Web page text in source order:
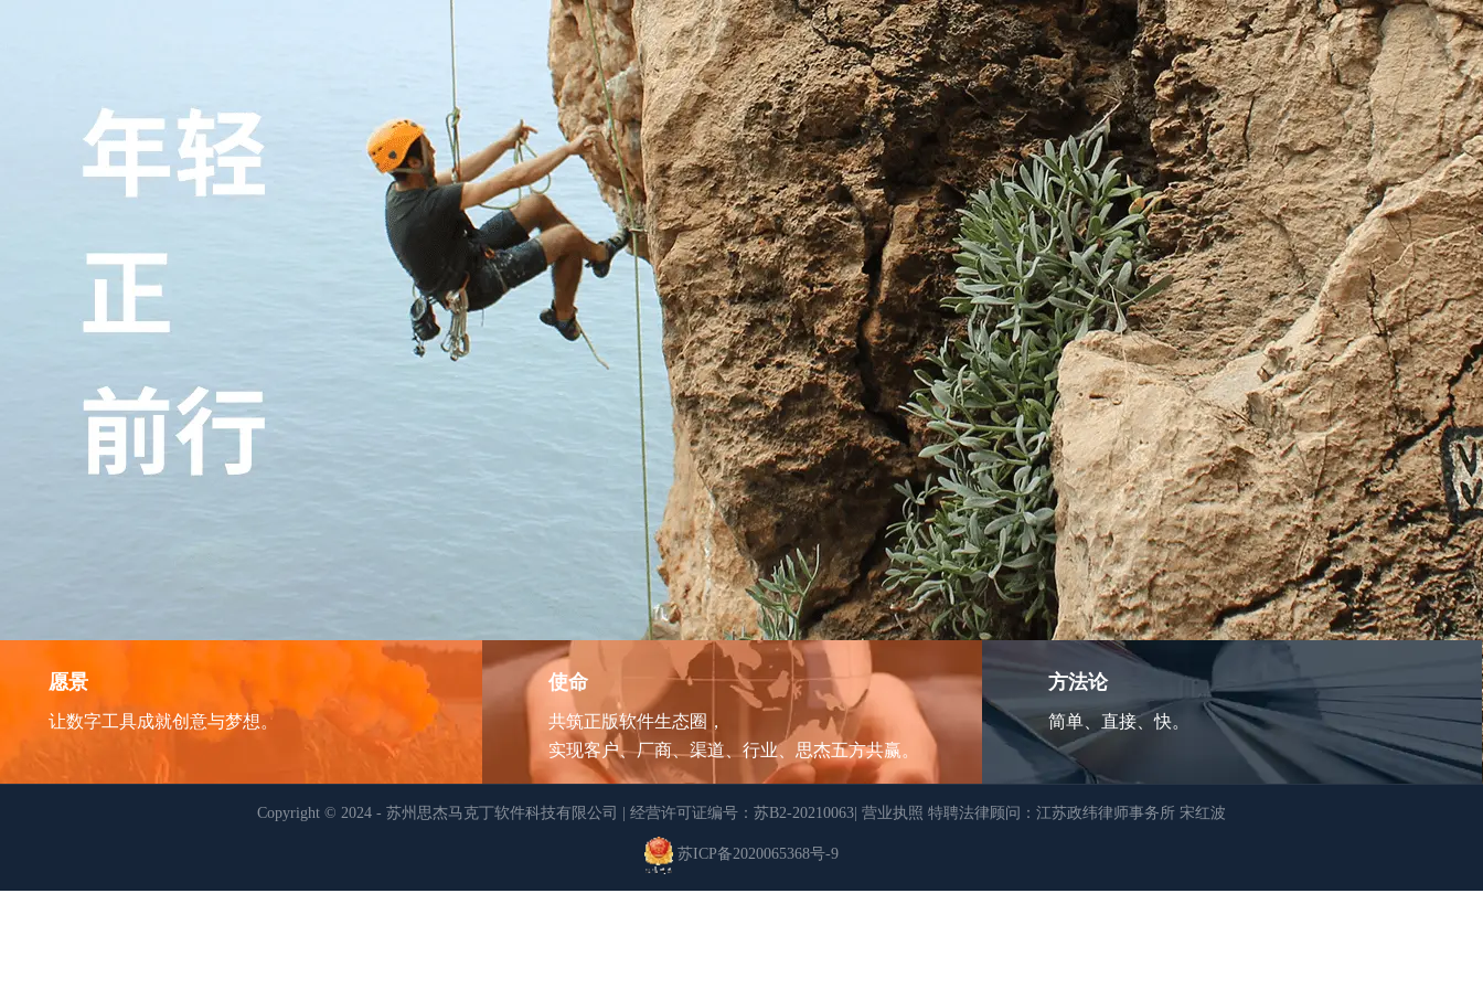
愿景
让数字工具成就创意与梦想。
使命
共筑正版软件生态圈，
实现客户、厂商、渠道、行业、思杰五方共赢。
方法论
简单、直接、快。
Copyright © 2024 - 苏州思杰马克丁软件科技有限公司 经营许可证编号：苏B2-20210063 营业执照 特聘法律顾问：江苏政纬律师事务所 宋红波
苏ICP备2020065368号-9